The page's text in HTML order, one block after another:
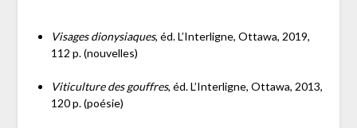
Visages dionysiaques, éd. L’Interligne, Ottawa, 2019,
112 p. (nouvelles)
Viticulture des gouffres, éd. L’Interligne, Ottawa, 2013,
120 p. (poésie)